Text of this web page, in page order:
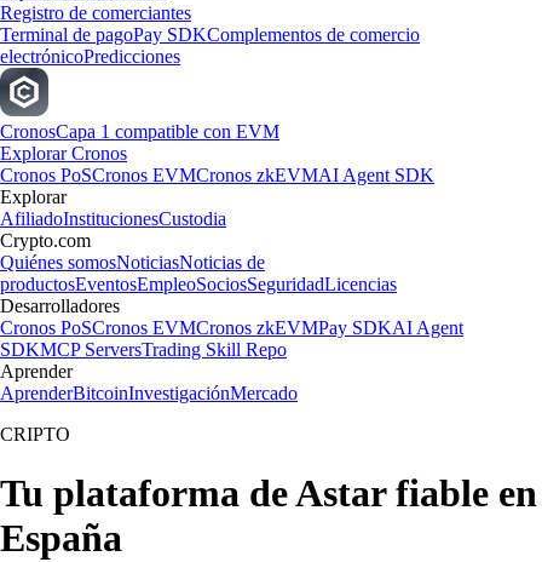
Registro de comerciantes
Terminal de pagoPay SDKComplementos de comercio
electrónicoPredicciones
CronosCapa 1 compatible con EVM
Explorar Cronos
Cronos PoSCronos EVMCronos zkEVMAI Agent SDK
Explorar
AfiliadoInstitucionesCustodia
Crypto.com
Quiénes somosNoticiasNoticias de
productosEventosEmpleoSociosSeguridadLicencias
Desarrolladores
Cronos PoSCronos EVMCronos zkEVMPay SDKAI Agent
SDKMCP ServersTrading Skill Repo
Aprender
AprenderBitcoinInvestigaciónMercado
CRIPTO
Tu plataforma de Astar fiable en
España